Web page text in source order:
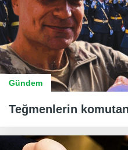
Gündem
Teğmenlerin